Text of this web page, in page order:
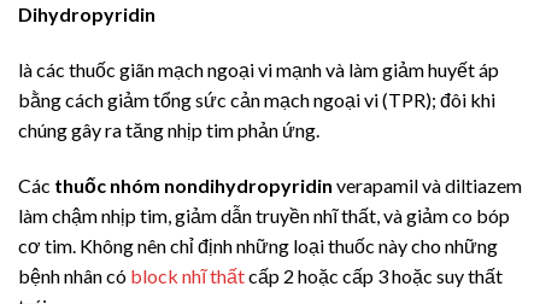
Dihydropyridin
là các thuốc giãn mạch ngoại vi mạnh và làm giảm huyết áp
bằng cách giảm tổng sức cản mạch ngoại vi (TPR); đôi khi
chúng gây ra tăng nhịp tim phản ứng.
Các thuốc nhóm nondihydropyridin verapamil và diltiazem
làm chậm nhịp tim, giảm dẫn truyền nhĩ thất, và giảm co bóp
cơ tim. Không nên chỉ định những loại thuốc này cho những
bệnh nhân có block nhĩ thấtcấp 2 hoặc cấp 3 hoặc suy thất